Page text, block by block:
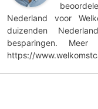
Nederland voor
duizenden
besparingen.
https://